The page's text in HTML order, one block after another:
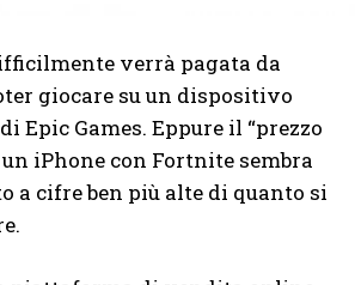
verrà pagata da
giocare su un dispositivo
Epic Games. Eppure il “prezzo
iPhone con Fortnite sembra
a cifre ben più alte di quanto si